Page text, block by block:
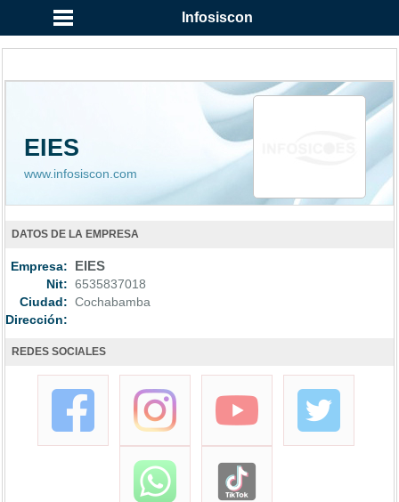
Infosiscon
EIES
www.infosiscon.com
DATOS DE LA EMPRESA
Empresa: EIES
Nit: 6535837018
Ciudad: Cochabamba
Dirección:
REDES SOCIALES